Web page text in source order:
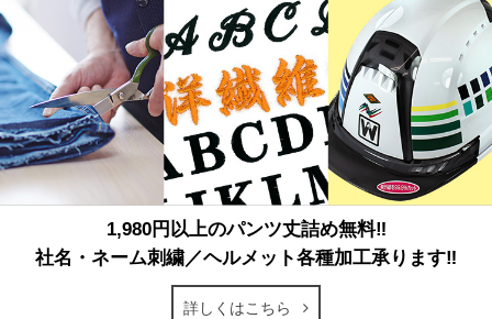
1,980円以上のパンツ丈詰め無料‼
社名・ネーム刺繍／ヘルメット各種加工承ります‼
詳しくはこちら